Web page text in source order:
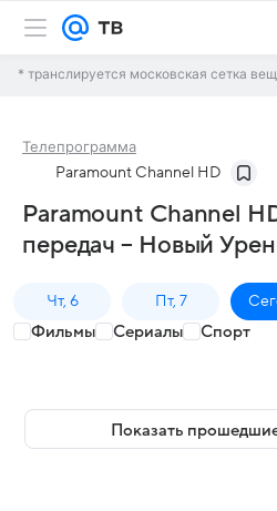
* транслируется московская сетка
Телепрограмма
Paramount Channel HD
Paramount Channel
передач – Новый
Чт, 6 Пт, 7
Фильмы Сериалы Спорт
Показать